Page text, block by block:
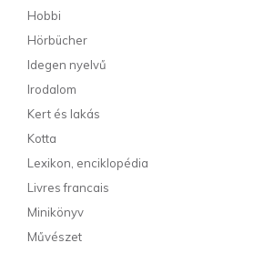
Hobbi
Hörbücher
Idegen nyelvű
Irodalom
Kert és lakás
Kotta
Lexikon, enciklopédia
Livres francais
Minikönyv
Művészet